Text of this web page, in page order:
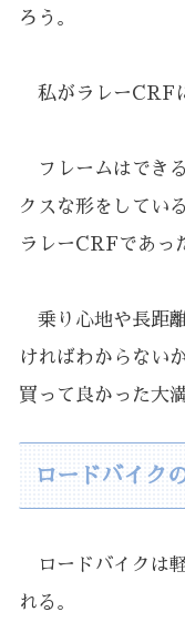
ろう。
私がラレーCRF
フレームはでき
クスな形をしてい
ラレーCRFであっ
乗り心地や長距
ければわからない
買って良かった大満
ロードバイク
ロードバイクは
れる。